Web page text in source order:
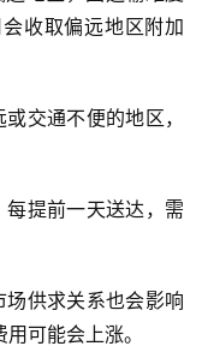
收取偏远地区附加
交通不便的地区，
提前一天送达，需
供求关系也会影响
可能会上涨。